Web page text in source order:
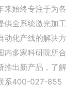
来始终专注于为各
供全系统激光加工
动化产线的解决方
内多家科研院所合
推出新产品，了解
系400-027-855